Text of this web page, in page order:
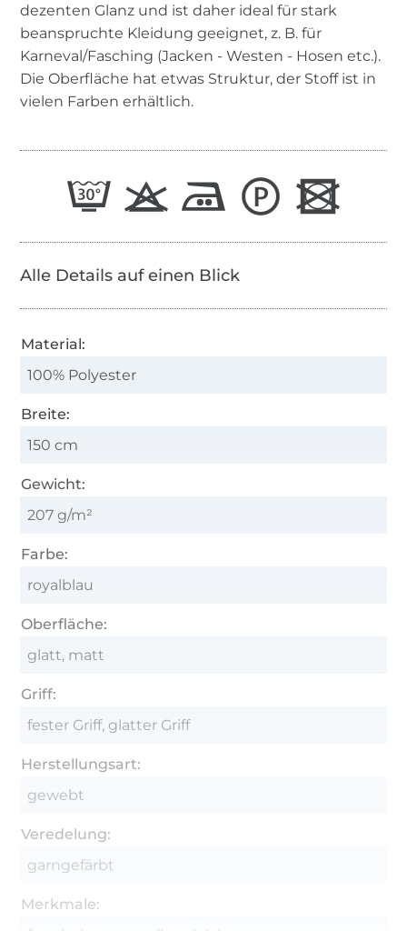
dezenten Glanz und ist daher ideal für stark
beanspruchte Kleidung geeignet, z. B. für
Karneval/Fasching (Jacken - Westen - Hosen etc.).
Die Oberfläche hat etwas Struktur, der Stoff ist in
vielen Farben erhältlich.
Alle Details auf einen Blick
Material:
100% Polyester
Breite:
150 cm
Gewicht:
207 g/m²
Farbe:
royalblau
Oberfläche:
glatt, matt
Griff:
fester Griff, glatter Griff
Herstellungsart:
gewebt
Veredelung:
garngefärbt
Merkmale: